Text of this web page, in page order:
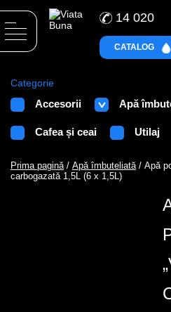
14 020
CATALOG
Categorie
Accesorii Apă
Cafea și ceai Utilaj
Prima pagină/ Apă îmbuteliată/ Apă
carbogazată 1,5L (6 x 1,5L)